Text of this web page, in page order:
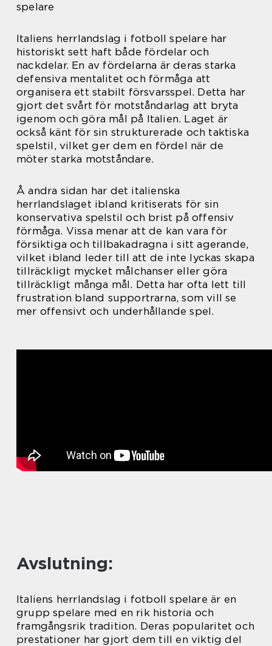
spelare
Italiens herrlandslag i fotboll spelare har
historiskt sett haft både fördelar och
nackdelar. En av fördelarna är deras starka
defensiva mentalitet och förmåga att
organisera ett stabilt försvarsspel. Detta har
gjort det svårt för motståndarlag att bryta
igenom och göra mål på Italien. Laget är
också känt för sin strukturerade och taktiska
spelstil, vilket ger dem en fördel när de
möter starka motståndare.
Å andra sidan har det italienska
herrlandslaget ibland kritiserats för sin
konservativa spelstil och brist på offensiv
förmåga. Vissa menar att de kan vara för
försiktiga och tillbakadragna i sitt agerande,
vilket ibland leder till att de inte lyckas skapa
tillräckligt mycket målchanser eller göra
tillräckligt många mål. Detta har ofta lett till
frustration bland supportrarna, som vill se
mer offensivt och underhållande spel.
Avslutning:
Italiens herrlandslag i fotboll spelare är en
grupp spelare med en rik historia och
framgångsrik tradition. Deras popularitet och
prestationer har gjort dem till en viktig del